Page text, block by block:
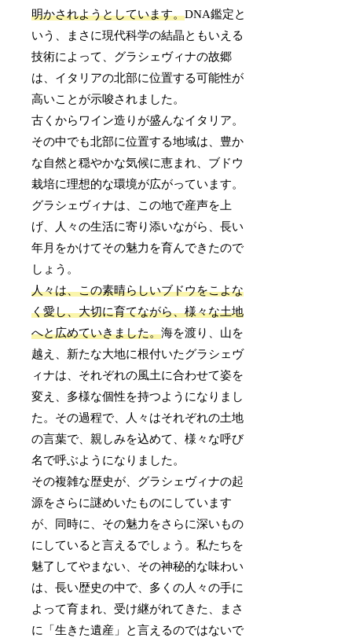
明かされようとしています。DNA鑑定と
いう、まさに現代科学の結晶ともいえる
技術によって、グラシェヴィナの故郷
は、イタリアの北部に位置する可能性が
高いことが示唆されました。
古くからワイン造りが盛んなイタリア。
その中でも北部に位置する地域は、豊か
な自然と穏やかな気候に恵まれ、ブドウ
栽培に理想的な環境が広がっています。
グラシェヴィナは、この地で産声を上
げ、人々の生活に寄り添いながら、長い
年月をかけてその魅力を育んできたので
しょう。
人々は、この素晴らしいブドウをこよな
く愛し、大切に育てながら、様々な土地
へと広めていきました。海を渡り、山を
越え、新たな大地に根付いたグラシェヴ
ィナは、それぞれの風土に合わせて姿を
変え、多様な個性を持つようになりまし
た。その過程で、人々はそれぞれの土地
の言葉で、親しみを込めて、様々な呼び
名で呼ぶようになりました。
その複雑な歴史が、グラシェヴィナの起
源をさらに謎めいたものにしています
が、同時に、その魅力をさらに深いもの
にしていると言えるでしょう。私たちを
魅了してやまない、その神秘的な味わい
は、長い歴史の中で、多くの人々の手に
よって育まれ、受け継がれてきた、まさ
に「生きた遺産」と言えるのではないで